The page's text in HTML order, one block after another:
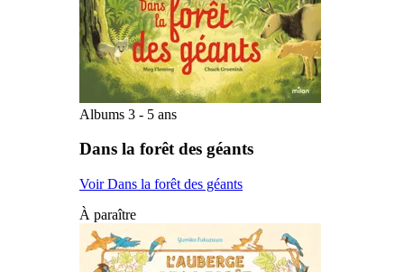
Albums 3 - 5 ans
Dans la forêt des géants
Voir Dans la forêt des géants
À paraître